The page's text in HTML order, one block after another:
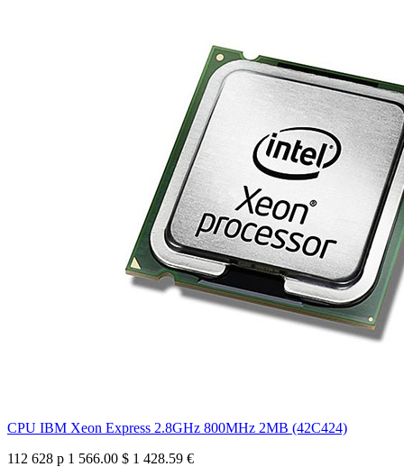
CPU IBM Xeon Express 2.8GHz 800MHz 2MB (42C424)
112 628 р 1 566.00 $ 1 428.59 €